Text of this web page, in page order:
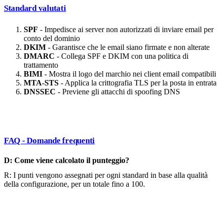
Standard valutati
SPF - Impedisce ai server non autorizzati di inviare email per
conto del dominio
DKIM - Garantisce che le email siano firmate e non alterate
DMARC - Collega SPF e DKIM con una politica di
trattamento
BIMI - Mostra il logo del marchio nei client email compatibili
MTA-STS - Applica la crittografia TLS per la posta in entrata
DNSSEC - Previene gli attacchi di spoofing DNS
FAQ - Domande frequenti
D: Come viene calcolato il punteggio?
R: I punti vengono assegnati per ogni standard in base alla qualità
della configurazione, per un totale fino a 100.